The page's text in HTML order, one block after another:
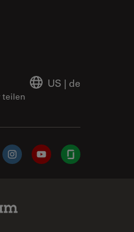
teilen
US | de
InstagramYouTubeGlassdoor